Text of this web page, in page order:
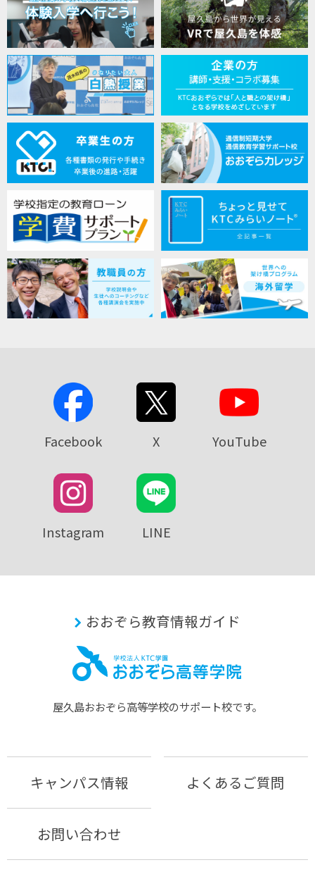
Facebook X YouTube
Instagram LINE
おおぞら教育情報ガイド
屋久島おおぞら⾼等学校のサポート校です。
キャンパス情報 よくあるご質問
お問い合わせ